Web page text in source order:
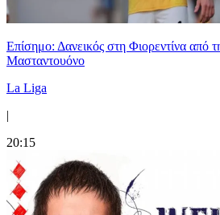
Επίσημο: Δανεικός στη Φιορεντίνα από
Μασταντουόνο
La Liga
|
20:15